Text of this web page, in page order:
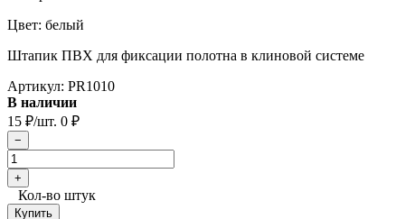
Цвет: белый
Штапик ПВХ для фиксации полотна в клиновой системе
Артикул: PR1010
В наличии
15 ₽/шт. 0 ₽
Кол-во штук